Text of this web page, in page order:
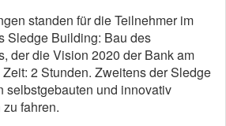
standen für die Teilnehmer im
Sledge Building: Bau des
der die Vision 2020 der Bank am
2 Stunden. Zweitens der Sledge
selbstgebauten und innovativ
fahren.